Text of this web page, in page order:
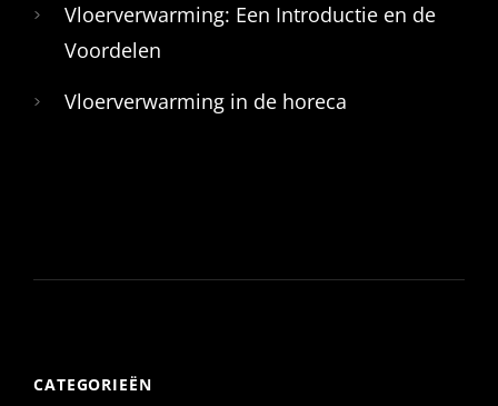
Vloerverwarming: Een Introductie en de
Voordelen
Vloerverwarming in de horeca
CATEGORIEËN